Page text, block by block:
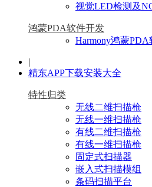
视觉LED检测及
鸿蒙PDA软件开发
Harmony鸿蒙
|
精东APP下载安装大全
特性归类
无线二维扫描枪
无线一维扫描枪
有线二维扫描枪
有线一维扫描枪
固定式扫描器
嵌入式扫描模组
条码扫描平台